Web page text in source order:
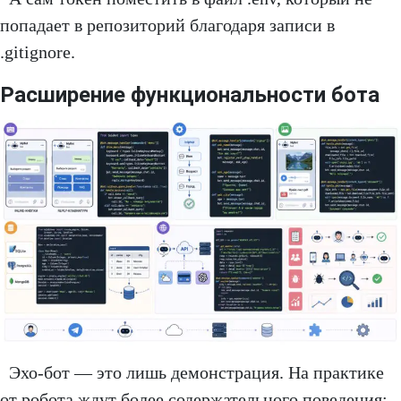
попадает в репозиторий благодаря записи в
.gitignore.
Расширение функциональности бота
Эхо-бот — это лишь демонстрация. На практике